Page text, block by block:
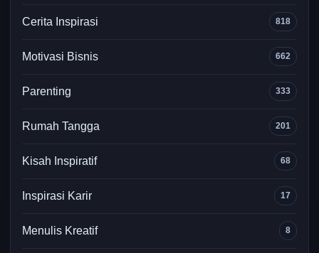
Cerita Inspirasi 818
Motivasi Bisnis 662
Parenting 333
Rumah Tangga 201
Kisah Inspiratif 68
Inspirasi Karir 17
Menulis Kreatif 8